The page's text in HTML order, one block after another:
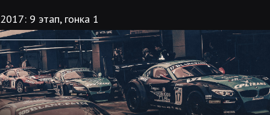
2017: 9 этап, гонка 1